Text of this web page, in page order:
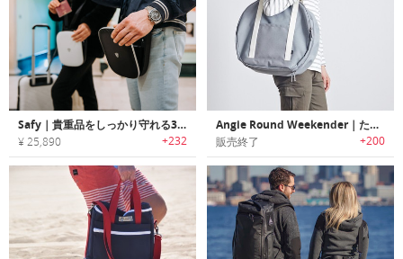
Safy｜貴重品をしっかり守れる3桁ロック付き盗難防止バッグ「セーフィー」
¥ 25,890 +232
Angie Round Weekender｜たっぷり収納のコンパクトラウンド型トラベルバッグ「アンジーラウンドウィークエンダー」
販売終了 +200